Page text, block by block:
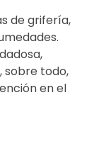
de grifería,
sobre todo,
en el